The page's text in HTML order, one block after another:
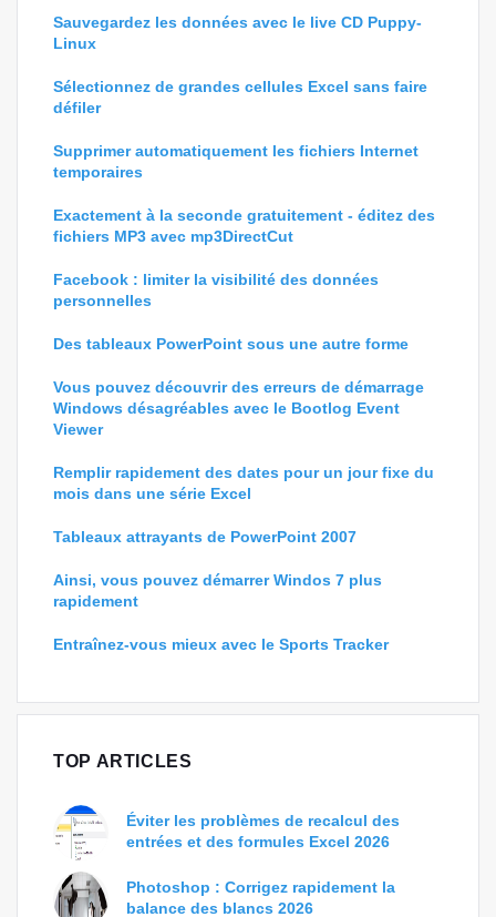
Sauvegardez les données avec le live CD Puppy-
Linux
Sélectionnez de grandes cellules Excel sans faire
défiler
Supprimer automatiquement les fichiers Internet
temporaires
Exactement à la seconde gratuitement - éditez des
fichiers MP3 avec mp3DirectCut
Facebook : limiter la visibilité des données
personnelles
Des tableaux PowerPoint sous une autre forme
Vous pouvez découvrir des erreurs de démarrage
Windows désagréables avec le Bootlog Event
Viewer
Remplir rapidement des dates pour un jour fixe du
mois dans une série Excel
Tableaux attrayants de PowerPoint 2007
Ainsi, vous pouvez démarrer Windos 7 plus
rapidement
Entraînez-vous mieux avec le Sports Tracker
TOP ARTICLES
Éviter les problèmes de recalcul des
entrées et des formules Excel 2026
Photoshop : Corrigez rapidement la
balance des blancs 2026